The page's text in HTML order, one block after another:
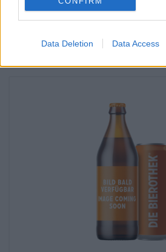
Data Deletion Data Access
Tarkista nyt